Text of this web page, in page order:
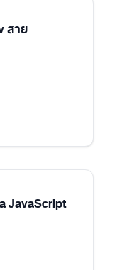
สาย
JavaScript